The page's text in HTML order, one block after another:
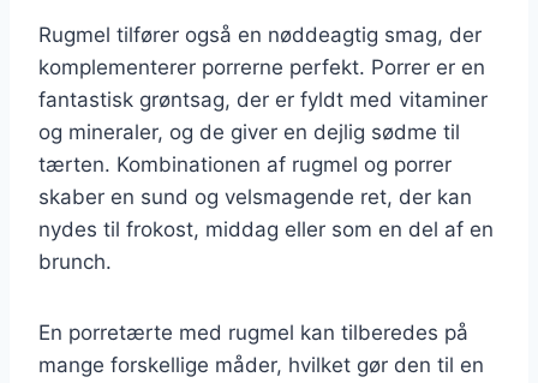
Rugmel tilfører også en nøddeagtig smag, der
komplementerer porrerne perfekt. Porrer er en
fantastisk grøntsag, der er fyldt med vitaminer
og mineraler, og de giver en dejlig sødme til
tærten. Kombinationen af rugmel og porrer
skaber en sund og velsmagende ret, der kan
nydes til frokost, middag eller som en del af en
brunch.
En porretærte med rugmel kan tilberedes på
mange forskellige måder, hvilket gør den til en